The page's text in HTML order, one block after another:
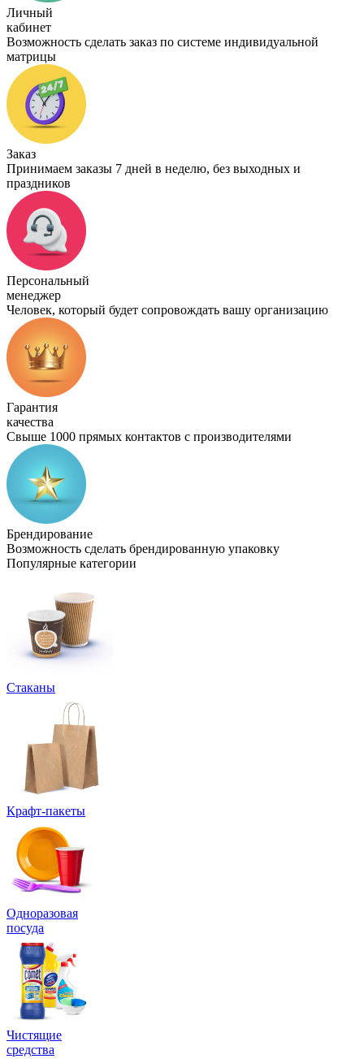
Личный
кабинет
Возможность сделать заказ по системе индивидуальной
матрицы
Заказ
Принимаем заказы 7 дней в неделю, без выходных и
праздников
Персональный
менеджер
Человек, который будет сопровождать вашу организацию
Гарантия
качества
Свыше 1000 прямых контактов с производителями
Брендирование
Возможность сделать брендированную упаковку
Популярные категории
Стаканы
Крафт-пакеты
Одноразовая
посуда
Чистящие
средства